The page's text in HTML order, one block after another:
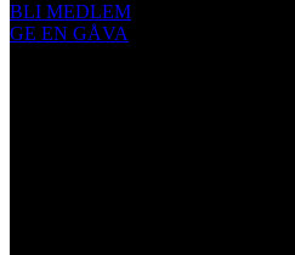
BLI MEDLEM
GE EN GÅVA